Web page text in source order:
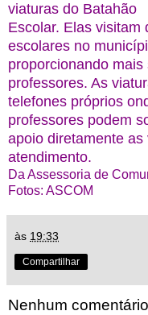
viaturas do Batahão
Escolar. Elas visitam
escolares no
proporcionando
professores. As
telefones próprios
professores podem
apoio diretamente
atendimento.
Da Assessoria de
Fotos: ASCOM
às 19:33
Compartilhar
Nenhum